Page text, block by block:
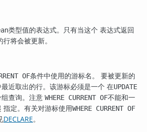
类型值的表达式。只有当这个 表达式返回
将会被更新。
OF条件中使用的游标名。 要被更新的
近取出的行。该游标必须是一个 在UPDATE
查询。注意 WHERE CURRENT OF不能和一
指定。有关对游标使用WHERE CURRENT OF
DECLARE。